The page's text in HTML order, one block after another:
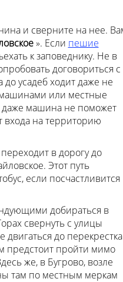
и сверните на нее.
». Если пешие
к заповеднику. Не в
договориться с
до усадеб ходит даже не
или местные
даже машина не поможет
входа на территорию
в дорогу до
Этот путь
если посчастливится
добираться в
свернуть с улицы
до перекрестка
предстоит пройти мимо
же, в Бугрово, возле
там по местным меркам